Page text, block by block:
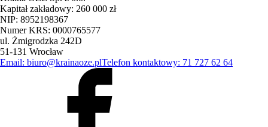
Kapitał zakładowy: 260 000 zł
NIP: 8952198367
Numer KRS: 0000765577
ul. Żmigrodzka 242D
51-131 Wrocław
Email: biuro@krainaoze.plTelefon kontaktowy: 71 727 62 64